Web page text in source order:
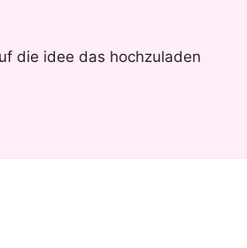
die idee das hochzuladen